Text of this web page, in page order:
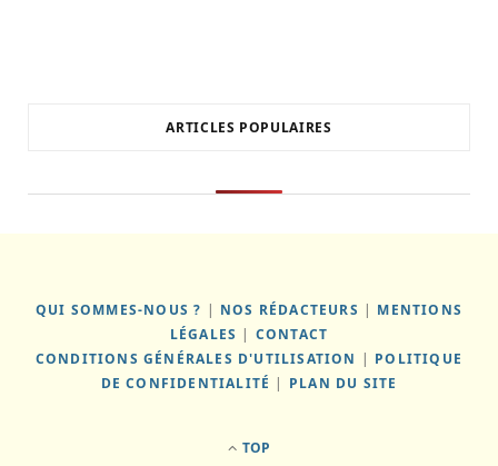
ARTICLES POPULAIRES
QUI SOMMES-NOUS ? | NOS RÉDACTEURS | MENTIONS
LÉGALES | CONTACT
CONDITIONS GÉNÉRALES D'UTILISATION | POLITIQUE
DE CONFIDENTIALITÉ | PLAN DU SITE
TOP